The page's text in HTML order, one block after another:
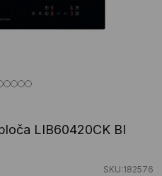
LIB60420CK BI
SKU:182576